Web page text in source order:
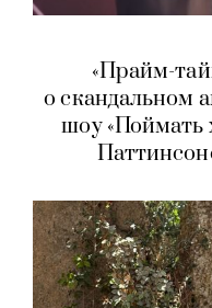
«Прайм-
о скандальном
шоу «Поймать